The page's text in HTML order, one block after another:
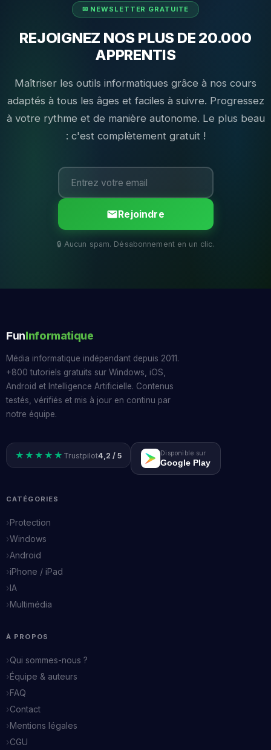
REJOIGNEZ NOS PLUS DE 20.000
APPRENTIS
Maîtriser les outils informatiques grâce à nos cours
adaptés à tous les âges et faciles à suivre. Progressez
à votre rythme et de manière autonome. Le plus beau
: c'est complètement gratuit !
Rejoindre
FunInformatique
Média informatique indépendant depuis 2011.
+800 tutoriels gratuits sur Windows, iOS,
Android et Intelligence Artificielle. Contenus
testés, vérifiés et mis à jour en continu par
notre équipe.
★★★★★ Trustpilot4,2 / 5 Disponible sur
Google Play
CATÉGORIES
Protection
Windows
Android
iPhone / iPad
IA
Multimédia
À PROPOS
Qui sommes-nous ?
Équipe & auteurs
FAQ
Contact
Mentions légales
CGU